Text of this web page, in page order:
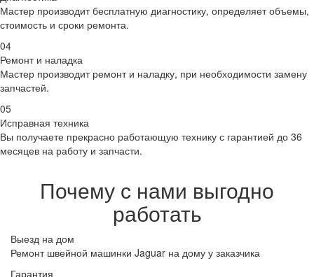
Мастер производит бесплатную диагностику, определяет объемы,
стоимость и сроки ремонта.
04
Ремонт и наладка
Мастер производит ремонт и наладку, при необходимости замену
запчастей.
05
Исправная техника
Вы получаете прекрасно работающую технику с гарантией до 36
месяцев на работу и запчасти.
Почему с нами выгодно
работать
Выезд на дом
Ремонт швейной машинки Jaguar на дому у заказчика
Гарантия